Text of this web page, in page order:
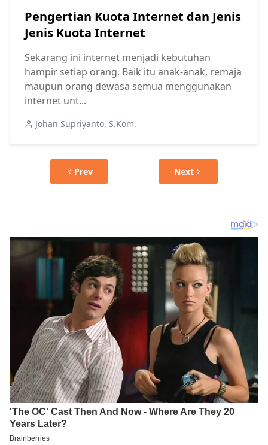
Pengertian Kuota Internet dan Jenis
Jenis Kuota Internet
Sekarang ini internet menjadi kebutuhan
hampir setiap orang. Baik itu anak-anak, remaja
maupun orang dewasa semua menggunakan
internet unt...
Johan Supriyanto, S.Kom.
Prev Next